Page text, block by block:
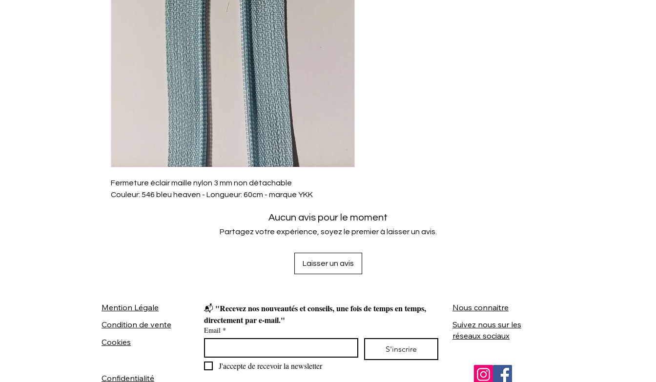
Fermeture éclair maille nylon 3 mm non détachable
Couleur: 546 bleu heaven - Longueur: 60cm - marque YKK
Aucun avis pour le moment
Partagez votre expérience, soyez le premier à laisser un avis.
Laisser un avis
Mention Légale
Condition de vente
Cookies
Confidentialité
📬 "Recevez nos nouveautés et conseils, une fois de temps en temps,
directement par e-mail."
Email *
S'inscrire
J'accepte de recevoir la newsletter
Nous connaitre
Suivez nous sur les
réseaux sociaux